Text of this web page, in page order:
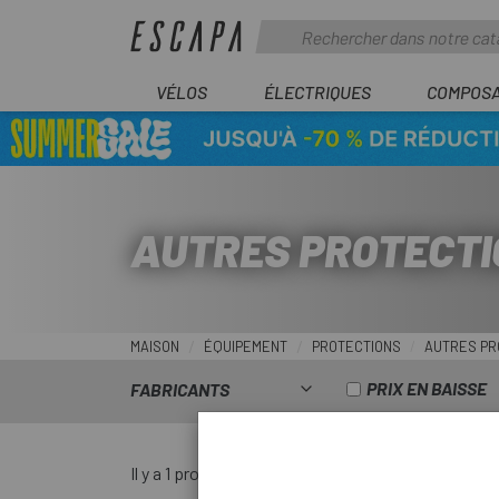
VÉLOS ÉLECTRIQUES
AUTRES
MAISON ÉQUIPEMENT PROTECTIONS AUTRES
FABRICANTS PRIX EN BAISSE
Il y a 1 produit.